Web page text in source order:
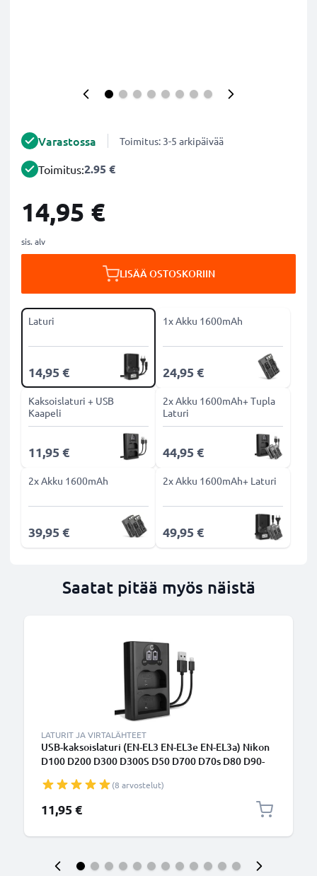
Varastossa Toimitus: 3-5 arkipäivää
Toimitus:2.95 €
14,95 €
sis. alv
LISÄÄ OSTOSKORIIN
Laturi
14,95 €
1x Akku 1600mAh
24,95 €
Kaksoislaturi + USB
Kaapeli
11,95 €
2x Akku 1600mAh+ Tupla
Laturi
44,95 €
2x Akku 1600mAh
39,95 €
2x Akku 1600mAh+ Laturi
49,95 €
Saatat pitää myös näistä
LATURIT JA VIRTALÄHTEET
USB-kaksoislaturi (EN-EL3 EN-EL3e EN-EL3a) Nikon
D100 D200 D300 D300S D50 D700 D70s D80 D90-
(8 arvostelut)
11,95 €